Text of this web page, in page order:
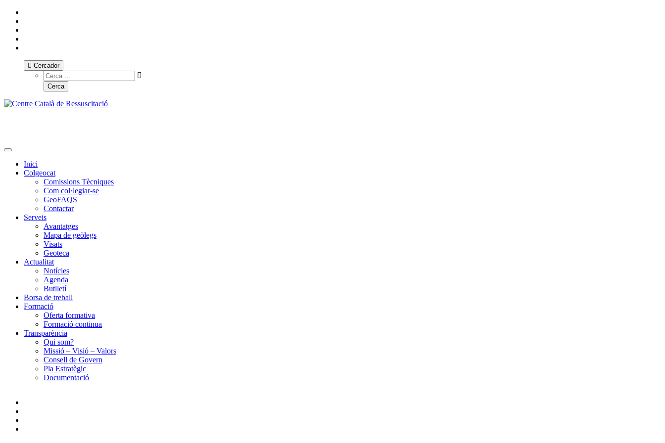
Cercador
Toggle navigation
Inici
Colgeocat
Comissions Tècniques
Com col·legiar-se
GeoFAQS
Contactar
Serveis
Avantatges
Mapa de geòlegs
Visats
Geoteca
Actualitat
Notícies
Agenda
Butlletí
Borsa de treball
Formació
Oferta formativa
Formació continua
Transparència
Qui som?
Missió – Visió – Valors
Consell de Govern
Pla Estratègic
Documentació